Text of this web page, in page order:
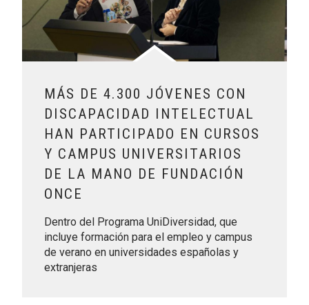
MÁS DE 4.300 JÓVENES CON
DISCAPACIDAD INTELECTUAL
HAN PARTICIPADO EN CURSOS
Y CAMPUS UNIVERSITARIOS
DE LA MANO DE FUNDACIÓN
ONCE
Dentro del Programa UniDiversidad, que
incluye formación para el empleo y campus
de verano en universidades españolas y
extranjeras